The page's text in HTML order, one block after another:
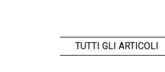
TUTTI GLI ARTICOLI